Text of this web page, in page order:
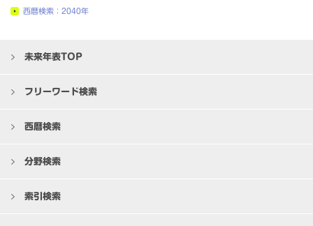
西暦検索：2040年
未来年表TOP
フリーワード検索
西暦検索
分野検索
索引検索